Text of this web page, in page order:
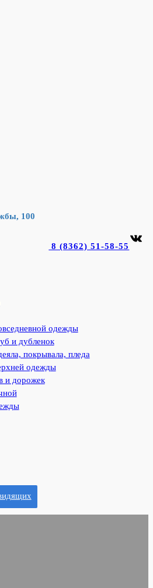
100
8 (8362) 51-58-55
ВКонтакте
одежды
и дубленок
покрывала, пледа
одежды
и дорожек